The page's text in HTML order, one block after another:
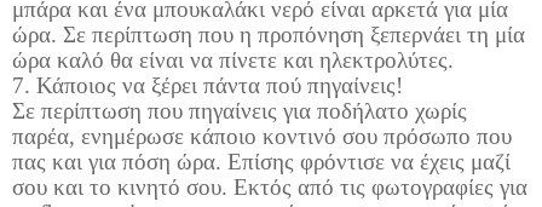
μπάρα και ένα μπουκαλάκι νερό είναι αρκετά για μία
ώρα. Σε περίπτωση που η προπόνηση ξεπερνάει τη μία
ώρα καλό θα είναι να πίνετε και ηλεκτρολύτες.
7. Κάποιος να ξέρει πάντα πού πηγαίνεις!
Σε περίπτωση που πηγαίνεις για ποδήλατο χωρίς
παρέα, ενημέρωσε κάποιο κοντινό σου πρόσωπο που
πας και για πόση ώρα. Επίσης φρόντισε να έχεις μαζί
σου και το κινητό σου. Εκτός από τις φωτογραφίες για